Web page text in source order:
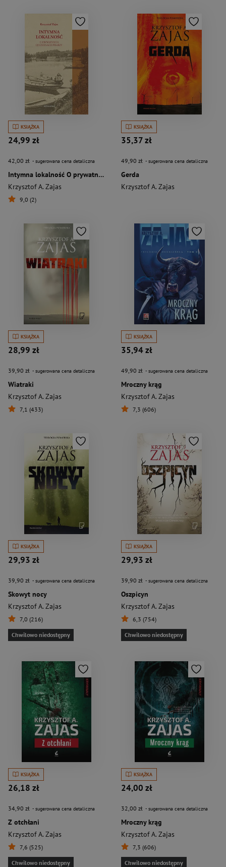
KSIĄŻKA
24,99 zł
42,00 zł - sugerowana cena detaliczna
Intymna lokalność O prywatnych ojczyznach pisarzy
Krzysztof A. Zajas
9,0 (2)
KSIĄŻKA
35,37 zł
49,90 zł - sugerowana cena detaliczna
Gerda
Krzysztof A. Zajas
KSIĄŻKA
28,99 zł
39,90 zł - sugerowana cena detaliczna
Wiatraki
Krzysztof A. Zajas
7,1 (433)
KSIĄŻKA
35,94 zł
49,90 zł - sugerowana cena detaliczna
Mroczny krąg
Krzysztof A. Zajas
7,3 (606)
KSIĄŻKA
29,93 zł
39,90 zł - sugerowana cena detaliczna
Skowyt nocy
Krzysztof A. Zajas
7,0 (216)
Chwilowo niedostępny
KSIĄŻKA
29,93 zł
39,90 zł - sugerowana cena detaliczna
Oszpicyn
Krzysztof A. Zajas
6,3 (754)
Chwilowo niedostępny
KSIĄŻKA
26,18 zł
34,90 zł - sugerowana cena detaliczna
Z otchłani
Krzysztof A. Zajas
7,6 (525)
Chwilowo niedostępny
KSIĄŻKA
24,00 zł
32,00 zł - sugerowana cena detaliczna
Mroczny krąg
Krzysztof A. Zajas
7,3 (606)
Chwilowo niedostępny